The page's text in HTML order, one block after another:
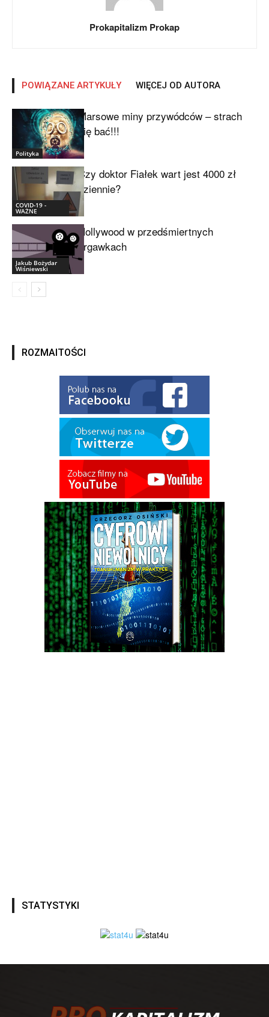
Prokapitalizm Prokap
POWIĄZANE ARTYKUŁY WIĘCEJ OD AUTORA
Polityka
Marsowe miny przywódców – strach
się bać!!!
COVID-19 -
WAŻNE
Czy doktor Fiałek wart jest 4000 zł
dziennie?
Jakub Bożydar
Wiśniewski
Hollywood w przedśmiertnych
drgawkach
ROZMAITOŚCI
STATYSTYKI